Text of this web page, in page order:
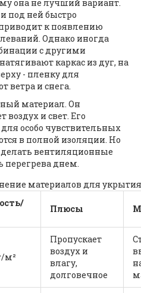
она не лучший вариант.
под ней быстро
к появлению
Однако иногда
с другими
каркас из дуг, на
- пленку для
ветра и снега.
материал. Он
воздух и свет. Его
особо чувствительных
в полной изоляции. Но
вентиляционные
перегрева днем.
материалов для
Плюсы
м²
Пропускает
воздух и
влагу,
долговечное